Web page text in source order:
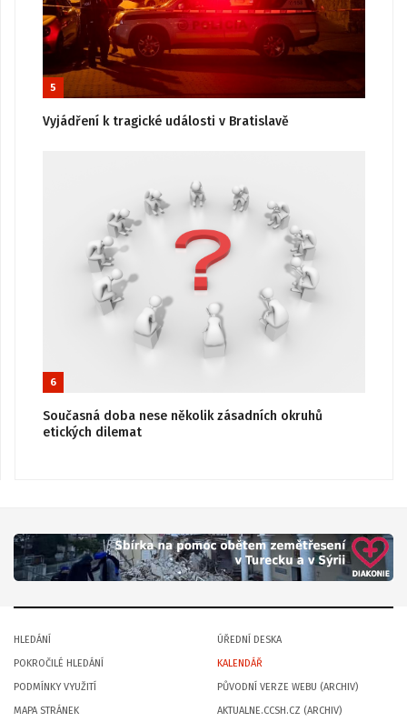
5
Vyjádření k tragické události v Bratislavě
6
Současná doba nese několik zásadních okruhů
etických dilemat
HLEDÁNÍ
POKROČILÉ HLEDÁNÍ
PODMÍNKY VYUŽITÍ
MAPA STRÁNEK
ÚŘEDNÍ DESKA
KALENDÁŘ
PŮVODNÍ VERZE WEBU (ARCHIV)
AKTUALNE.CCSH.CZ (ARCHIV)